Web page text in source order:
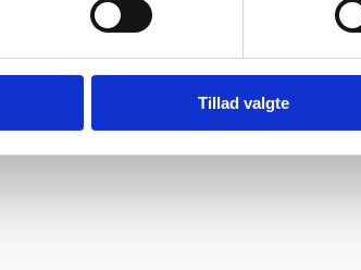
Tillad valgte
– 13.30